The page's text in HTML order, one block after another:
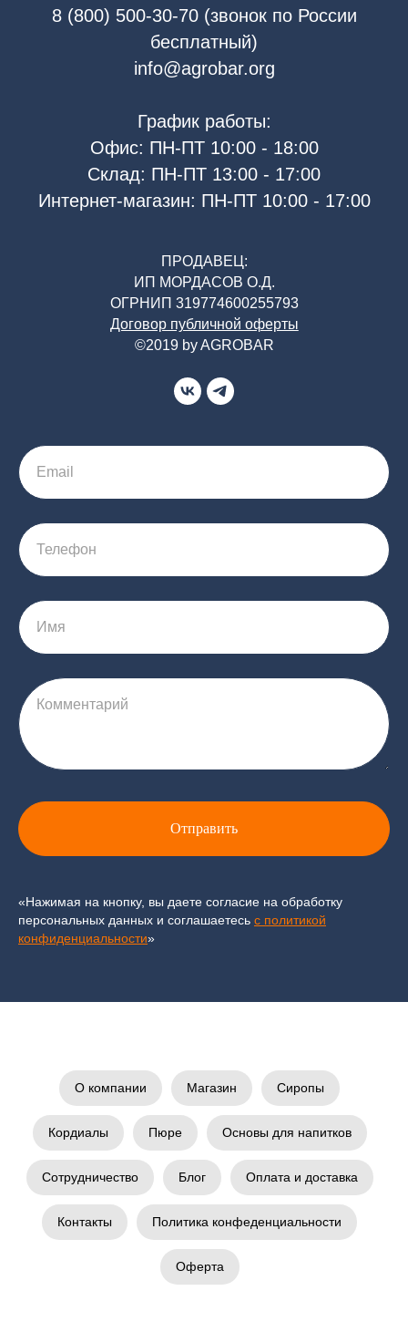
8 (800) 500-30-70 (звонок по России
бесплатный)
info@agrobar.org
График работы:
Офис: ПН-ПТ 10:00 - 18:00
Склад: ПН-ПТ 13:00 - 17:00
Интернет-магазин: ПН-ПТ 10:00 - 17:00
ПРОДАВЕЦ:
ИП МОРДАСОВ О.Д.
ОГРНИП 319774600255793
Договор публичной оферты
©2019 by AGROBAR
Email
Телефон
Имя
Комментарий
Отправить
«Нажимая на кнопку, вы даете согласие на обработку
персональных данных и соглашаетесь c политикой
конфиденциальности»
О компании Магазин Сиропы
Кордиалы Пюре Основы для напитков
Сотрудничество Блог Оплата и доставка
Контакты Политика конфеденциальности
Оферта